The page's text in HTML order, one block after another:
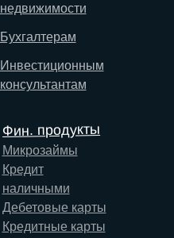
Инвестиционным
консультантам
Бухгалтерам
недвижимости
Фин. продукты
Микрозаймы
Кредит
наличными
Дебетовые карты
Кредитные карты